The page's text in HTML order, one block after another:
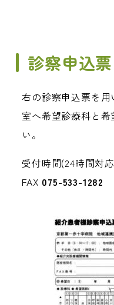
診察申込票
右の診察申込票を
室へ希望診療科と
い。
受付時間(24時間対
FAX 075-533-1282